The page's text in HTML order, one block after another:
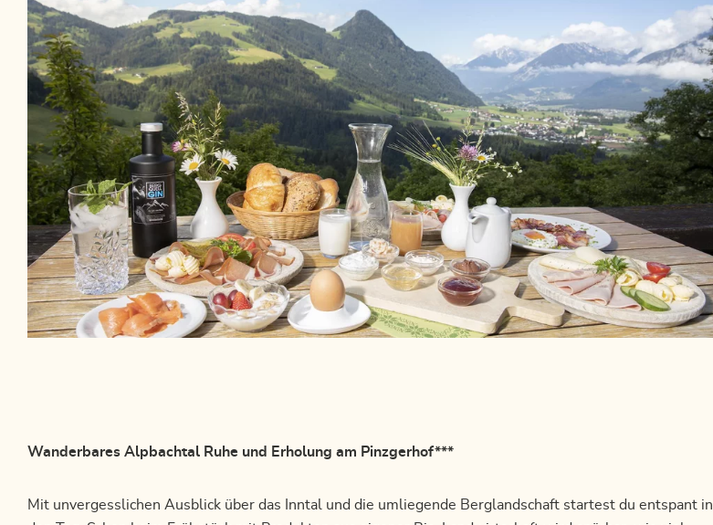
Wanderbares Alpbachtal Ruhe und Erholung am Pinzgerhof***
Mit unvergesslichen Ausblick über das Inntal und die umliegende Berglandschaft startest du entspant in